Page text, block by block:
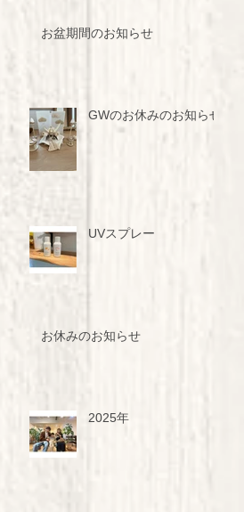
お盆期間のお知らせ
GWのお休みのお知らせ
UVスプレー
お休みのお知らせ
2025年